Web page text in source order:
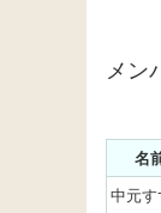
メン
名
中元す